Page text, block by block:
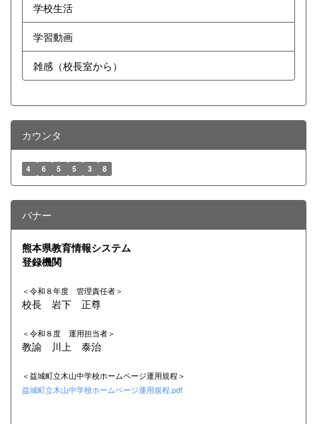
学校生活
学習動画
雑感（校長室から）
カウンタ
4 6 5 5 3 8
バナー
熊本県教育情報システム
登録機関
＜令和８年度 管理責任者＞
校長 岩下 正尊
＜令和８ 度 運用担当者＞
教諭 川上 泰治
＜益城町立木山中学校ホームページ運用規程＞
益城町立木山中学校ホームページ運用規程.pdf